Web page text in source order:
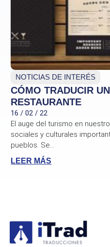
NOTICIAS DE INTERÉS
CÓMO TRADUCIR
RESTAURANTE
16 / 02 / 22
El auge del turismo en
sociales y culturales
pueblos. Se...
LEER MÁS